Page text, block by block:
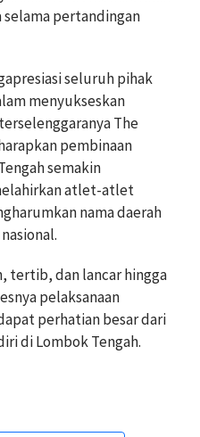
selama pertandingan
seluruh pihak
menyukseskan
The
pembinaan
semakin
atlet-atlet
nama daerah
tertib, dan lancar hingga
pelaksanaan
perhatian besar dari
di Lombok Tengah.